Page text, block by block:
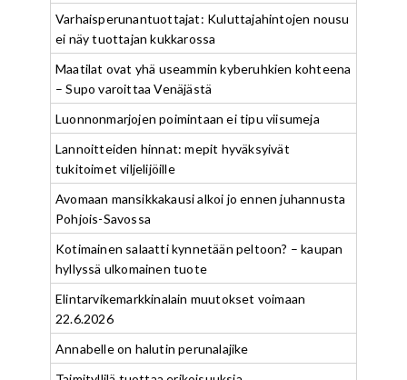
Varhaisperunantuottajat: Kuluttajahintojen nousu
ei näy tuottajan kukkarossa
Maatilat ovat yhä useammin kyberuhkien kohteena
– Supo varoittaa Venäjästä
Luonnonmarjojen poimintaan ei tipu viisumeja
Lannoitteiden hinnat: mepit hyväksyivät
tukitoimet viljelijöille
Avomaan mansikkakausi alkoi jo ennen juhannusta
Pohjois-Savossa
Kotimainen salaatti kynnetään peltoon? – kaupan
hyllyssä ulkomainen tuote
Elintarvikemarkkinalain muutokset voimaan
22.6.2026
Annabelle on halutin perunalajike